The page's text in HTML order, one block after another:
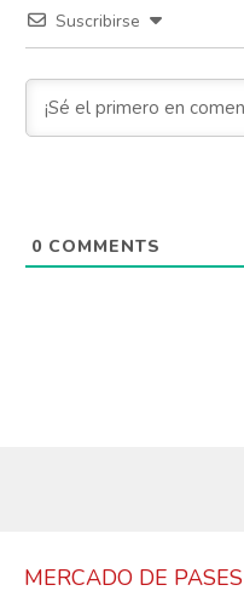
Suscribirse
0 COMMENTS
MERCADO DE PASES